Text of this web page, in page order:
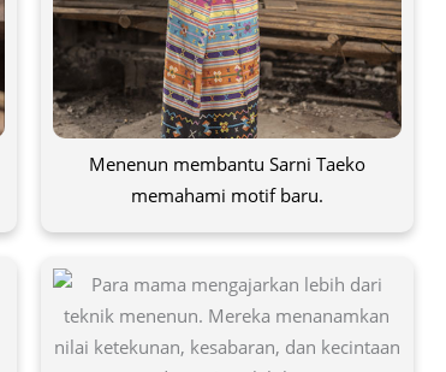
Menenun membantu Sarni Taeko
memahami motif baru.